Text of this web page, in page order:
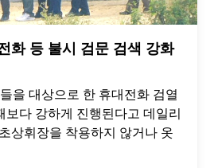
화 등 불시 검문 검색 강화
을 대상으로 한 휴대전화 검열
보다 강하게 진행된다고 데일리
상휘장을 착용하지 않거나 옷